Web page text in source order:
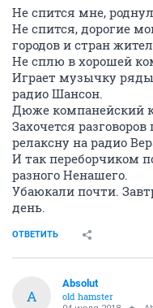
Не спится мне,
Не спится, дорогие
городов и стран
Не сплю в хорошей
Играет музычку
радио Шансон.
Дюже компанейский
Захочется
релаксну на радио
И так переборчиком
разного Ненашего.
Убаюкали почти.
день.
ОТВЕТИТЬ
A
Absolut
old hamster